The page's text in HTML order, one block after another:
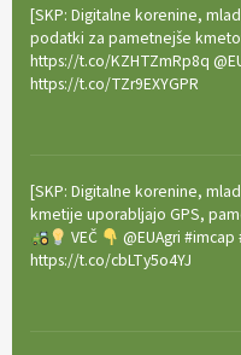
[SKP: Digitalne korenine,
podatki za pametnejše
https://t.co/KZHTZmRp8q
https://t.co/TZr9EXYGPR
[SKP: Digitalne korenine,
kmetije uporabljajo GPS,
VEČ
@EUAgri
https://t.co/cbLTy5o4YJ